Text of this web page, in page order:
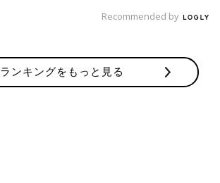
Recommended by
ランキングをもっと見る